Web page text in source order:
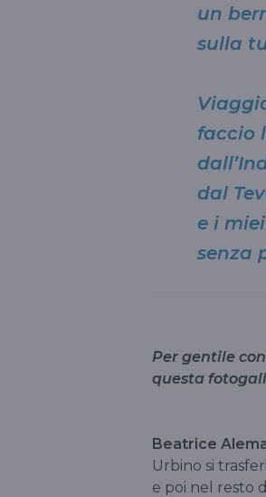
un
sulla
faccio
dal
e i
senza
Per gentile
questa
Beatrice
Urbino si
e poi nel resto